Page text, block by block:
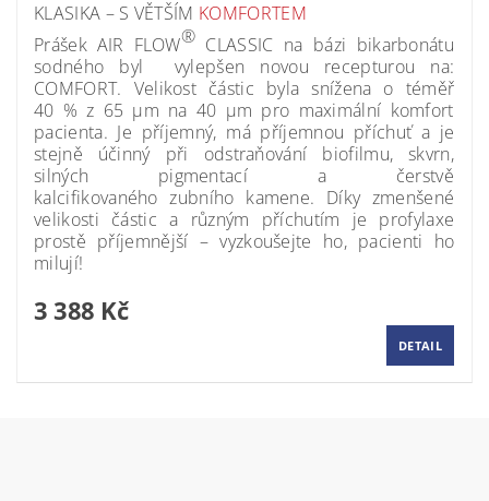
KLASIKA – S VĚTŠÍM KOMFORTEM
Prášek AIR FLOW® CLASSIC na bázi bikarbonátu
sodného byl vylepšen novou recepturou na:
COMFORT. Velikost částic byla snížena o téměř
40 % z 65 µm na 40 µm pro maximální komfort
pacienta. Je příjemný, má příjemnou příchuť a je
stejně účinný při odstraňování biofilmu, skvrn,
silných pigmentací a čerstvě
kalcifikovaného zubního kamene. Díky zmenšené
velikosti částic a různým příchutím je profylaxe
prostě příjemnější – vyzkoušejte ho, pacienti ho
milují!
3 388 Kč
DETAIL